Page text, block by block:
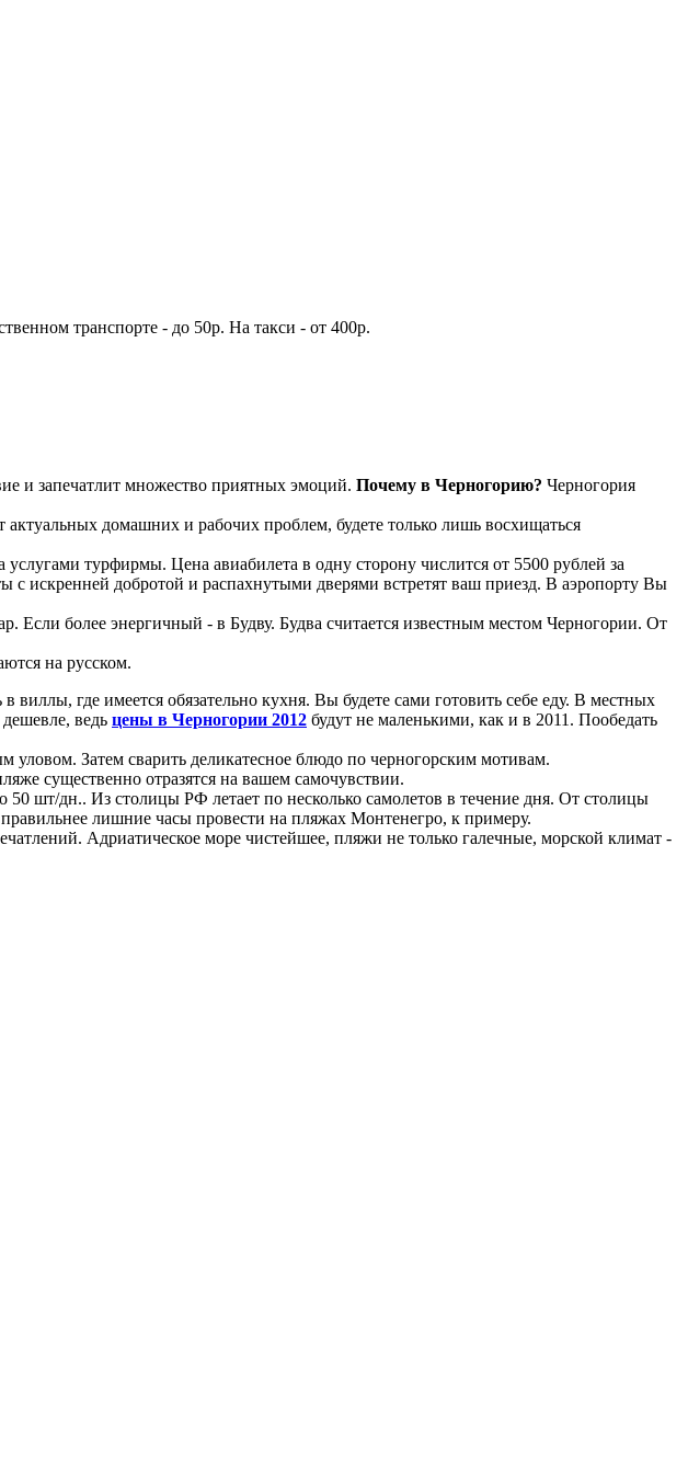
транспорте - до 50р. На такси - от 400р.
и запечатлит множество приятных эмоций. Почему в Черногорию? Черногория
домашних и рабочих проблем, будете только лишь восхищаться
турфирмы. Цена авиабилета в одну сторону числится от 5500 рублей за
с искренней добротой и распахнутыми дверями встретят ваш приезд. В аэропорту Вы
более энергичный - в Будву. Будва считается известным местом Черногории. От
на русском.
где имеется обязательно кухня. Вы будете сами готовить себе еду. В местных
ведь цены в Черногории 2012 будут не маленькими, как и в 2011. Пообедать
уловом. Затем сварить деликатесное блюдо по черногорским мотивам.
существенно отразятся на вашем самочувствии.
шт/дн.. Из столицы РФ летает по несколько самолетов в течение дня. От столицы
правильнее лишние часы провести на пляжах Монтенегро, к примеру.
Адриатическое море чистейшее, пляжи не только галечные, морской климат -